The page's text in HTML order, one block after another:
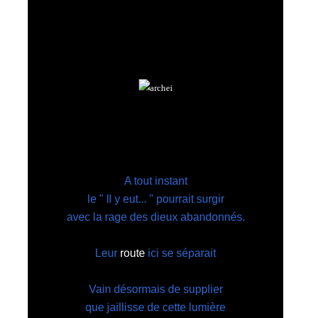
A tout instant
le " Il y eut... " pourrait surgir
avec la rage des dieux abandonnés.
Leur route ici se séparait
Vain désormais de supplier
que jaillisse de cette lumière